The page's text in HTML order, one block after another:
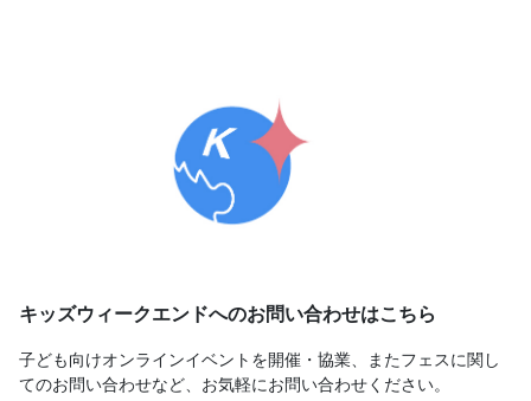
キッズウィークエンドへのお問い合わせはこちら
子ども向けオンラインイベントを開催・協業、またフェスに関し
てのお問い合わせなど、お気軽にお問い合わせください。